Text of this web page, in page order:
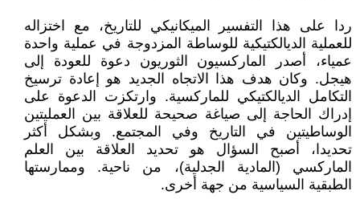
ردا على هذا التفسير الميكانيكي للتاريخ، مع اختزاله
للعملية الديالكتيكية للوساطة المزدوجة في عملية واحدة
عمياء، أصدر الماركسيون الثوريون دعوة للعودة إلى
هيجل. وكان هدف هذا الاتجاه الجديد هو إعادة ترسيخ
التكامل الديالكتيكي للماركسية. وارتكزت الدعوة على
إدراك الحاجة إلى صياغة صحيحة للعلاقة بين العمليتين
الوساطيتين في التاريخ وفي المجتمع. وبشكل أكثر
تحديدا، أصبح السؤال هو تحديد العلاقة بين العلم
الماركسي (المادية الجدلية)، من ناحية. وممارستها
الطبقية السياسية من جهة أخرى.